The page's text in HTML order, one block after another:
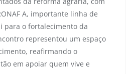
A, importante linha de
para o fortalecimento da
representou um espaço
reafirmando o
em apoiar quem vive e